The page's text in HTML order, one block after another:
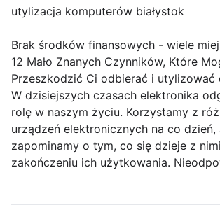
utylizacja komputerów białystok
Brak środków finansowych - wiele
12 Mało Znanych Czynników, Które
Przeszkodzić Ci odbierać i utylizować
W dzisiejszych czasach elektronika
rolę w naszym życiu. Korzystamy z
urządzeń elektronicznych na co dzień,
zapominamy o tym, co się dzieje z
zakończeniu ich użytkowania.